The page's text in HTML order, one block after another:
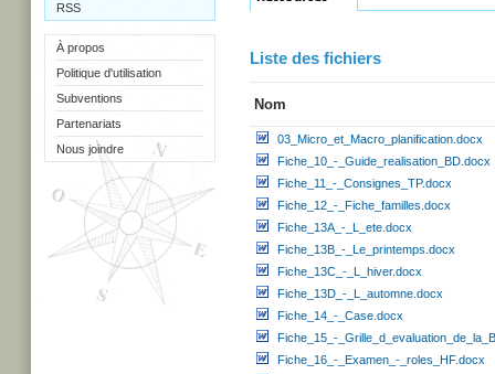
RSS
À propos
Politique d'utilisation
Subventions
Partenariats
Nous joindre
Liste des fichiers
Nom
03_Micro_et_Macro_planification.docx
Fiche_10_-_Guide_realisation_BD.docx
Fiche_11_-_Consignes_TP.docx
Fiche_12_-_Fiche_familles.docx
Fiche_13A_-_L_ete.docx
Fiche_13B_-_Le_printemps.docx
Fiche_13C_-_L_hiver.docx
Fiche_13D_-_L_automne.docx
Fiche_14_-_Case.docx
Fiche_15_-
Fiche_16_-_Examen_-_roles_HF.docx